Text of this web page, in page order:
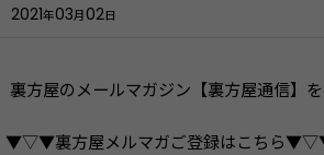
2021年03月02日
裏方屋のメールマガジン【裏方屋通信】を
▼▽▼裏方屋メルマガご登録はこちら